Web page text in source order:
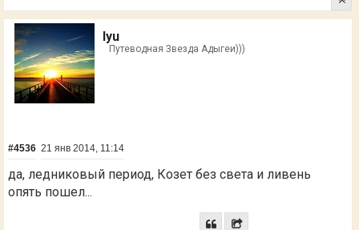
lyu
Путеводная Звезда Адыгеи)))
#4536 21 янв 2014, 11:14
да, ледниковый период, Козет без света и ливень
опять пошел...